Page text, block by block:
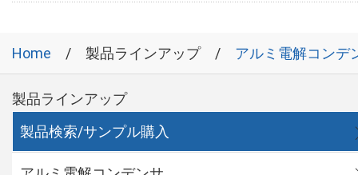
Home 製品ラインアップ アルミ電解コンデ
製品ラインアップ
製品検索/サンプル購入